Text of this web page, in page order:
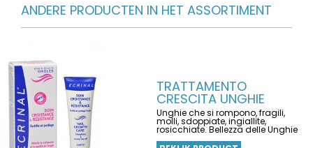
ANDERE PRODUCTEN IN HET ASSORTIMENT
TRATTAMENTO
CRESCITA UNGHIE
Unghie che si rompono, fragili,
molli, sdoppiate, ingiallite,
rosicchiate. Bellezza delle Unghie